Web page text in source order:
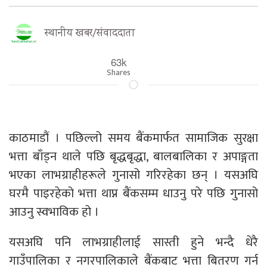
स्थानीय खबर/संवाददाता
63k
Shares
काठमाडौं । पछिल्लो समय बैंकमार्फत सामाजिक सुरक्षा
भत्ता बाँड्न थाले पछि बृद्धबृद्धा, बालबालिका र अपाङ्गता
भएका लाभग्राहीहरूले गुनासो गरिरहेका छन् । यसअघि
घरमै पाइरहेको भत्ता थाप्न बैंकसम्म धाउनु परे पछि गुनासो
आउनु स्वभाविक हो ।
यसअघि पनि लाभग्राहीलाई सास्ती हुने भन्दै धेरै
गाउँपालिका र नगरपालिकाले बैंकबाट भत्ता बितरण गर्न